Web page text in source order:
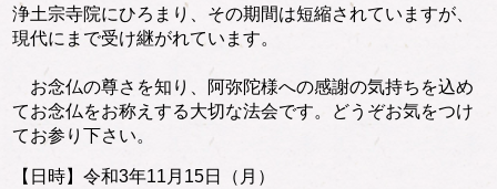
浄土宗寺院にひろまり、その期間は短縮されていますが、
現代にまで受け継がれています。
お念仏の尊さを知り、阿弥陀様への感謝の気持ちを込め
てお念仏をお称えする大切な法会です。どうぞお気をつけ
てお参り下さい。
【日時】令和3年11月15日（月）